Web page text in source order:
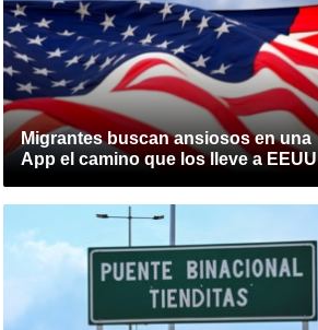
Migrantes buscan ansiosos en una
App el camino que los lleve a EEUU